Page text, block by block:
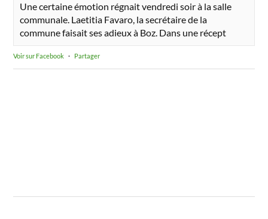
Une certaine émotion régnait vendredi soir à la salle
communale. Laetitia Favaro, la secrétaire de la
commune faisait ses adieux à Boz. Dans une récept
Voir sur Facebook · Partager